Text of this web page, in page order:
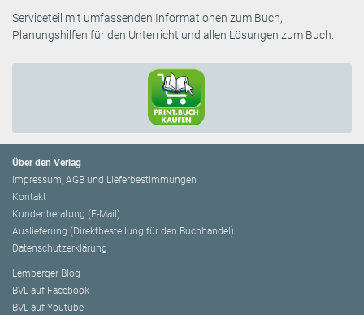
Serviceteil mit umfassenden Informationen zum Buch,
Planungshilfen für den Unterricht und allen Lösungen zum Buch.
Über den Verlag
Impressum, AGB und Lieferbestimmungen
Kontakt
Kundenberatung (E-Mail)
Auslieferung (Direktbestellung für den Buchhandel)
Datenschutzerklärung
Lemberger Blog
BVL auf Facebook
BVL auf Youtube